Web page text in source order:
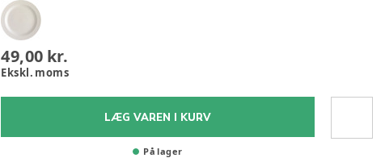
49,00 kr.
Ekskl. moms
LÆG VAREN I KURV
På lager